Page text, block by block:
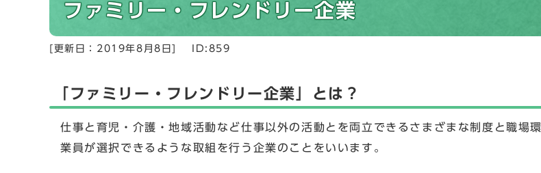
ファミリー・フレンドリー企業
[更新日： 2019年8月8日 ID:859
「ファミリー・フレンドリー企業」とは？
仕事と育児・介護・地域活動など仕事以外の活動とを両立できるさまざまな制度と職場
業員が選択できるような取組を行う企業のことをいいます。